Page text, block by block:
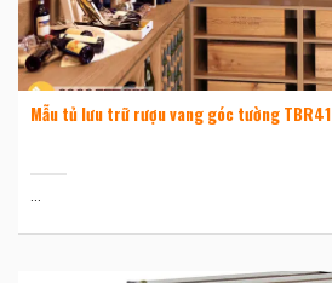
Mẫu tủ lưu trữ rượu vang góc tường TBR41
...